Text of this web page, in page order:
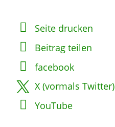
Seite drucken
Beitrag teilen
facebook
X (vormals Twitter)
YouTube